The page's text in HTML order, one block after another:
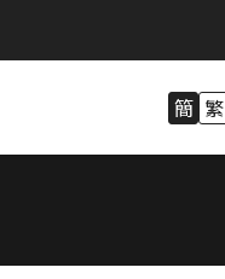
簡 繁